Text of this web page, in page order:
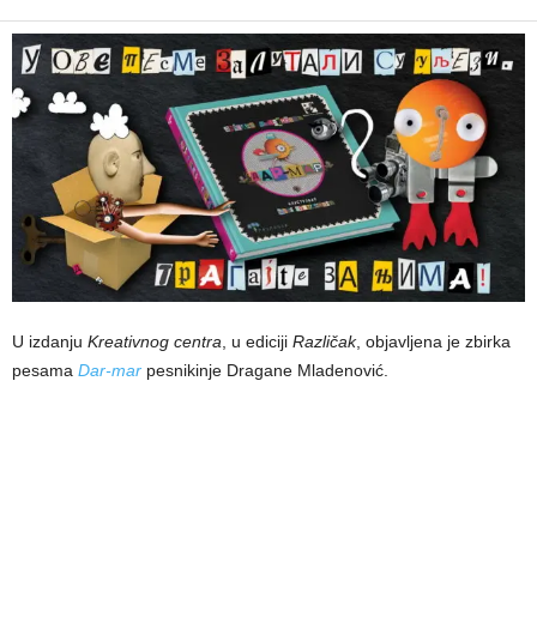
U izdanju Kreativnog centra , u ediciji Različak, objavljena je zbirka
pesama Dar-mar pesnikinje Dragane Mladenović.